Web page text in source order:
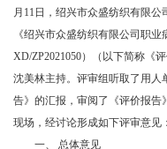
月11日，绍兴市众盛纺织有限
《绍兴市众盛纺织有限公司职
XD/ZP2021050）（以下简称《
沈美林主持。评审组听取了用人
告》的汇报，审阅了《评价报告
现场，经讨论形成如下评审意见：
一、 总体意见